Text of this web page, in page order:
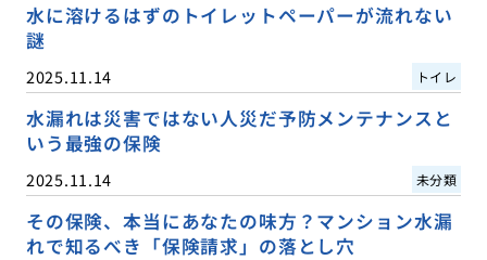
水に溶けるはずのトイレットペーパーが流れない
謎
2025.11.14 トイレ
水漏れは災害ではない人災だ予防メンテナンスと
いう最強の保険
2025.11.14 未分類
その保険、本当にあなたの味方？マンション水漏
れで知るべき「保険請求」の落とし穴